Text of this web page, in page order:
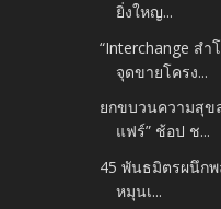
ยิ่งใหญ...
“Interchange สำ
จุดขายโครง...
ยกขบวนความสุข
แฟร์” ช้อป ช...
45 พันธมิตรผนึกพ
หมุนเ...